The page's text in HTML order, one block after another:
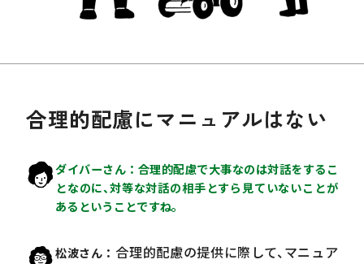
合理的配慮にマニュアルはない
ダイバーさん
合理的配慮で大事なのは対話をするこ
となのに、対等な対話の相手とすら見ていないことが
あるということですね。
松波さん
合理的配慮の提供に際して、マニュア